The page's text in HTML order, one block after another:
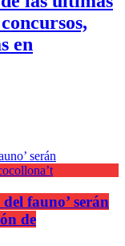
en
del fauno’ serán
de